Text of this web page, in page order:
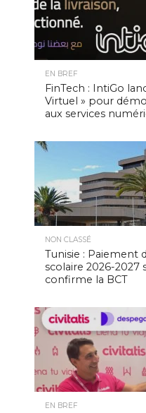
EN BREF
FinTech : IntiGo
Virtuel » pour
aux services
NON CLASSÉ
Tunisie : Paiement
scolaire 2026-2027
confirme la BCT
EN BREF